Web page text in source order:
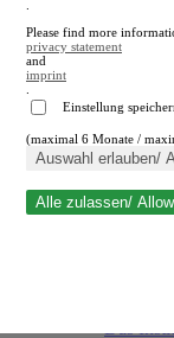
Suche
Please find more
privacy statement
and
imprint
Einstellung
(maximal 6 Monate /
Auswahl erlauben/
Alle zulassen/ Allow